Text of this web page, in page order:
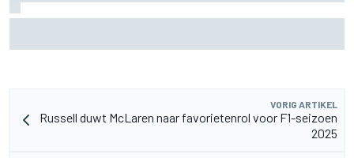
VORIG ARTIKEL
Russell duwt McLaren naar favorietenrol voor F1-seizoen
2025